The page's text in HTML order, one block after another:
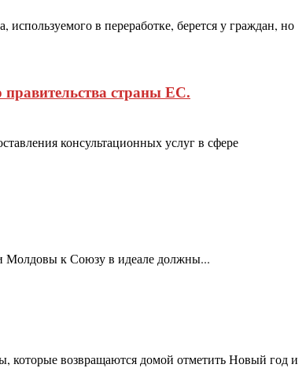
в переработке, берется у граждан, но
страны ЕС.
консультационных услуг в сфере
Молдовы к Союзу в идеале должны...
которые возвращаются домой отметить Новый год и